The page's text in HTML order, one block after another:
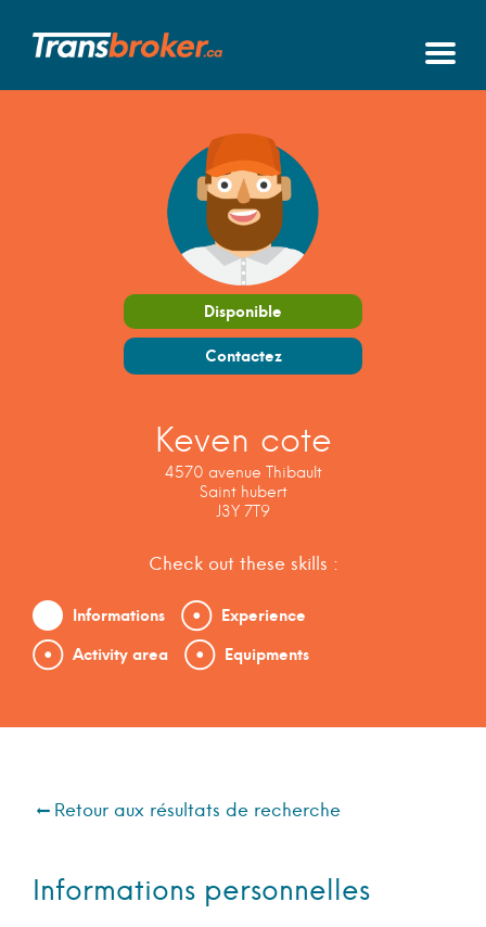
Disponible
Contactez
Keven cote
4570 avenue Thibault
Saint hubert
J3Y 7T9
Check out these skills :
Informations
Experience
Activity area
Equipments
Retour aux résultats de recherche
Informations personnelles